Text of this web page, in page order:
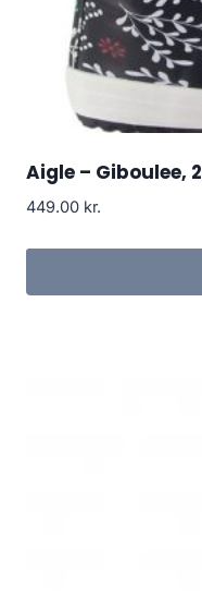
Aigle – Giboulee,
449.00 kr.